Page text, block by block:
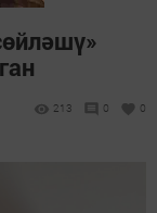
213 0 0